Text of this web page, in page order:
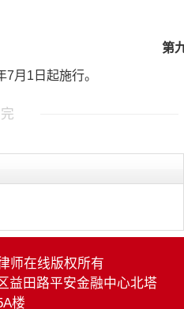
第
7月1日起施行。
完
师在线版权所有
益田路平安金融中心北塔
楼